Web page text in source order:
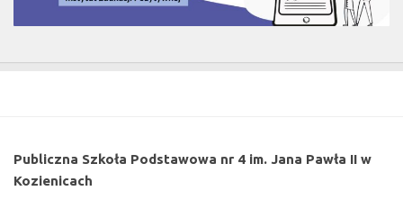
Publiczna Szkoła Podstawowa nr 4 im. Jana Pawła II w
Kozienicach